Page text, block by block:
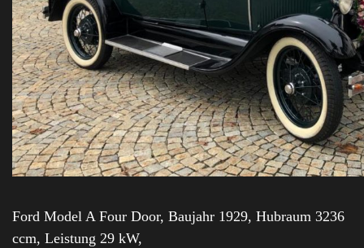
Ford Model A Four Door, Baujahr 1929, Hubraum 3236
ccm, Leistung 29 kW,